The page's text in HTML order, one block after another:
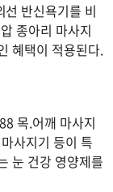
반신욕기를 비
종아리 마사지
혜택이 적용된다.
목.어깨 마사지
사지기 등이 특
눈 건강 영양제를